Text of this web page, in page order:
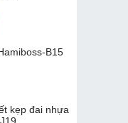
B15
kẹp đai nhựa